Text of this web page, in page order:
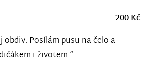
200 Kč
obdiv. Posílám pusu na čelo a
i životem.“